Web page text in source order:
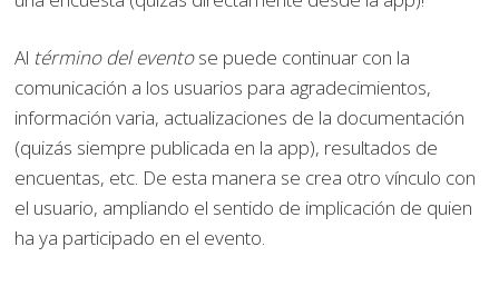
Al término del eventose puede continuar con la
comunicación a los usuarios para agradecimientos,
información varia, actualizaciones de la documentación
(quizás siempre publicada en la app), resultados de
encuentas, etc. De esta manera se crea otro vínculo con
el usuario, ampliando el sentido de implicación de quien
ha ya participado en el evento.